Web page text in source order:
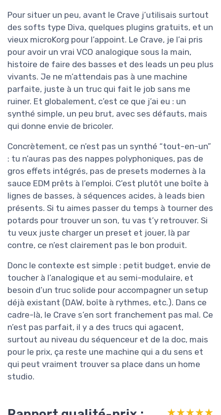
Pour situer un peu, avant le Crave j’utilisais surtout
des softs type Diva, quelques plugins gratuits, et un
vieux microKorg pour l’appoint. Le Crave, je l’ai pris
pour avoir un vrai VCO analogique sous la main,
histoire de faire des basses et des leads un peu plus
vivants. Je ne m’attendais pas à une machine
parfaite, juste à un truc qui fait le job sans me
ruiner. Et globalement, c’est ce que j’ai eu : un
synthé simple, un peu brut, avec ses défauts, mais
qui donne envie de bricoler.
Concrètement, ce n’est pas un synthé “tout-en-un”
: tu n’auras pas des nappes polyphoniques, pas de
gros effets intégrés, pas de presets modernes à la
sauce EDM prêts à l’emploi. C’est plutôt une boîte à
lignes de basses, à séquences acides, à leads bien
présents. Si tu aimes passer du temps à tourner des
potards pour trouver un son, tu vas t’y retrouver. Si
tu veux juste charger un preset et jouer, là par
contre, ce n’est clairement pas le bon produit.
Donc le contexte est simple : petit budget, envie de
toucher à l’analogique et au semi-modulaire, et
besoin d’un truc solide pour accompagner un setup
déjà existant (DAW, boîte à rythmes, etc.). Dans ce
cadre-là, le Crave s’en sort franchement pas mal. Ce
n’est pas parfait, il y a des trucs qui agacent,
surtout au niveau du séquenceur et de la doc, mais
pour le prix, ça reste une machine qui a du sens et
qui peut vraiment trouver sa place dans un home
studio.
★★★★★
★★★★★